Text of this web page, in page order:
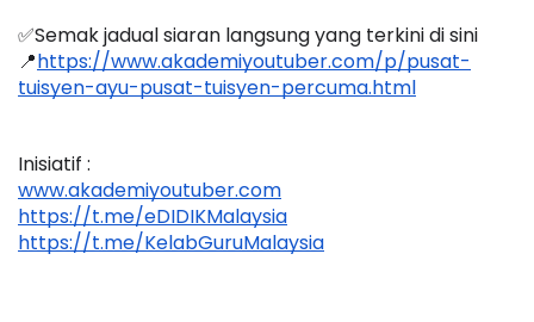
✅Semak jadual siaran langsung yang terkini di sini
📍https://www.akademiyoutuber.com/p/pusat-
tuisyen-ayu-pusat-tuisyen-percuma.html
Inisiatif :
www.akademiyoutuber.com
https://t.me/eDIDIKMalaysia
https://t.me/KelabGuruMalaysia